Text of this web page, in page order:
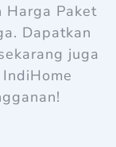
Harga Paket
Dapatkan
juga
IndiHome